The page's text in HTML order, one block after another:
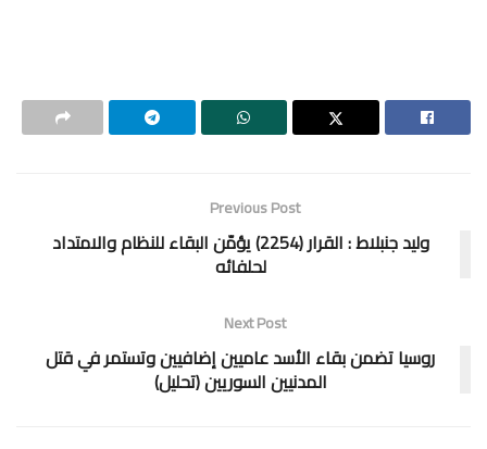
Previous Post
وليد جنبلاط : القرار (2254) يؤمّن البقاء للنظام والامتداد
لحلفائه
Next Post
روسيا تضمن بقاء الأسد عاميين إضافيين وتستمر في قتل
المدنيين السوريين (تحليل)